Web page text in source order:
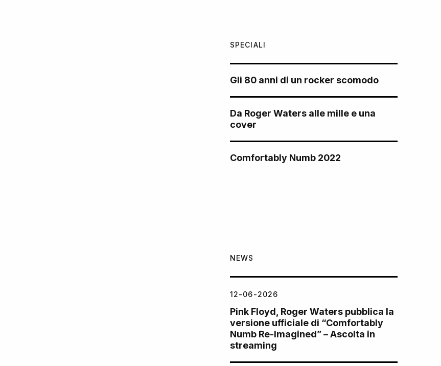
SPECIALI
Gli 80 anni di un rocker scomodo
Da Roger Waters alle mille e una
cover
Comfortably Numb 2022
NEWS
12-06-2026
Pink Floyd, Roger Waters pubblica la
versione ufficiale di “Comfortably
Numb Re-Imagined” – Ascolta in
streaming